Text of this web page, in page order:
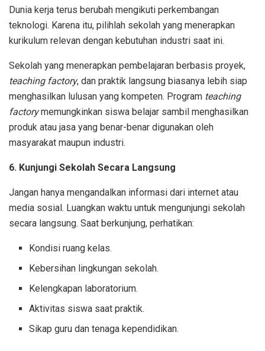
Dunia kerja terus berubah mengikuti perkembangan
teknologi. Karena itu, pilihlah sekolah yang menerapkan
kurikulum relevan dengan kebutuhan industri saat ini.
Sekolah yang menerapkan pembelajaran berbasis proyek,
teaching factory, dan praktik langsung biasanya lebih siap
menghasilkan lulusan yang kompeten. Program teaching
factorymemungkinkan siswa belajar sambil menghasilkan
produk atau jasa yang benar-benar digunakan oleh
masyarakat maupun industri.
6. Kunjungi Sekolah Secara Langsung
Jangan hanya mengandalkan informasi dari internet atau
media sosial. Luangkan waktu untuk mengunjungi sekolah
secara langsung. Saat berkunjung, perhatikan:
Kondisi ruang kelas.
Kebersihan lingkungan sekolah.
Kelengkapan laboratorium.
Aktivitas siswa saat praktik.
Sikap guru dan tenaga kependidikan.